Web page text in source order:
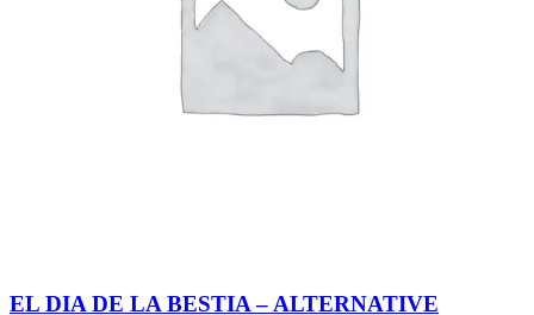
EL DIA DE LA BESTIA – ALTERNATIVE